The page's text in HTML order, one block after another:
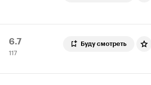
Рейтинг
Кинопоиска
6.7
117
оценок
117
Буду смотреть